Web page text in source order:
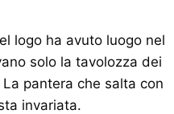
logo ha avuto luogo nel
solo la tavolozza dei
pantera che salta con
invariata.